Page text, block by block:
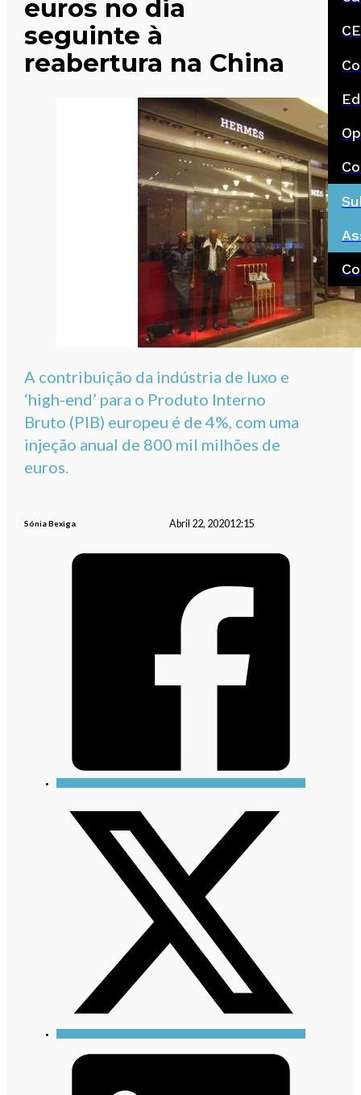
euros no dia
seguinte à
reabertura na China
A contribuição da indústria de luxo e
‘high-end’ para o Produto Interno
Bruto (PIB) europeu é de 4%, com uma
injeção anual de 800 mil milhões de
euros.
Sónia Bexiga Abril 22, 202012:15